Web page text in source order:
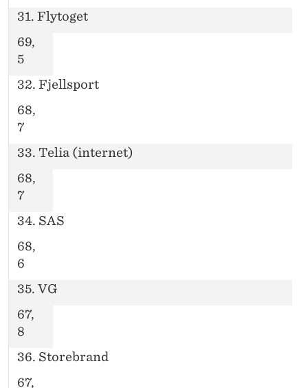
31. Flytoget
69,
5
32. Fjellsport
68,
7
33. Telia (internet)
68,
7
34. SAS
68,
6
35. VG
67,
8
36. Storebrand
67,